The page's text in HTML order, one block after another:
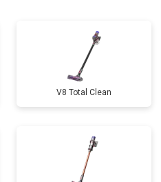
V8 Total Clean